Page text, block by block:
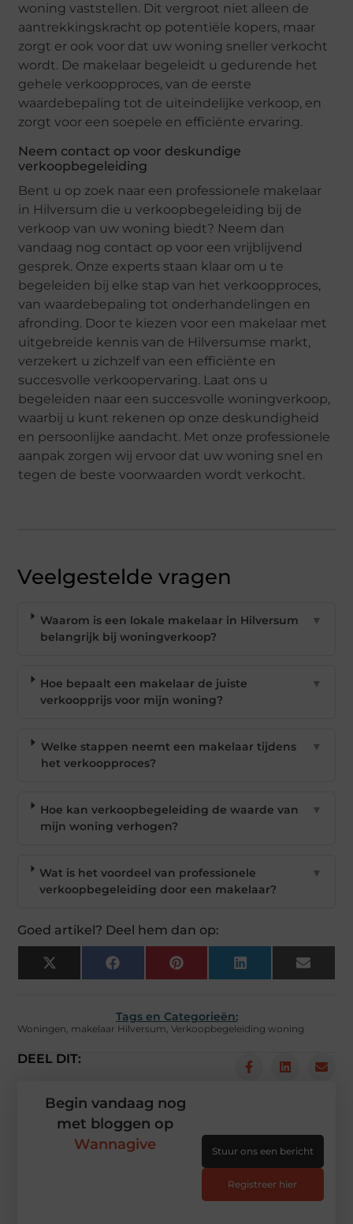
woning vaststellen. Dit vergroot niet alleen de
aantrekkingskracht op potentiële kopers, maar
zorgt er ook voor dat uw woning sneller verkocht
wordt. De makelaar begeleidt u gedurende het
gehele verkoopproces, van de eerste
waardebepaling tot de uiteindelijke verkoop, en
zorgt voor een soepele en efficiënte ervaring.
Neem contact op voor deskundige
verkoopbegeleiding
Bent u op zoek naar een professionele makelaar
in Hilversum die u verkoopbegeleiding bij de
verkoop van uw woning biedt? Neem dan
vandaag nog contact op voor een vrijblijvend
gesprek. Onze experts staan klaar om u te
begeleiden bij elke stap van het verkoopproces,
van waardebepaling tot onderhandelingen en
afronding. Door te kiezen voor een makelaar met
uitgebreide kennis van de Hilversumse markt,
verzekert u zichzelf van een efficiënte en
succesvolle verkoopervaring. Laat ons u
begeleiden naar een succesvolle woningverkoop,
waarbij u kunt rekenen op onze deskundigheid
en persoonlijke aandacht. Met onze professionele
aanpak zorgen wij ervoor dat uw woning snel en
tegen de beste voorwaarden wordt verkocht.
Veelgestelde vragen
Waarom is een lokale makelaar in Hilversum
belangrijk bij woningverkoop?
▼
Hoe bepaalt een makelaar de juiste
verkoopprijs voor mijn woning?
▼
Welke stappen neemt een makelaar tijdens
het verkoopproces?
▼
Hoe kan verkoopbegeleiding de waarde van
mijn woning verhogen?
▼
Wat is het voordeel van professionele
verkoopbegeleiding door een makelaar?
▼
Goed artikel? Deel hem dan op:
X
(Twitter)
Facebook Pinterest LinkedIn Email
Tags en Categorieën:
Woningen, makelaar Hilversum,Verkoopbegeleiding woning
DEEL DIT:
Begin vandaag nog
met bloggen op
Wannagive
Stuur ons een bericht
Registreer hier